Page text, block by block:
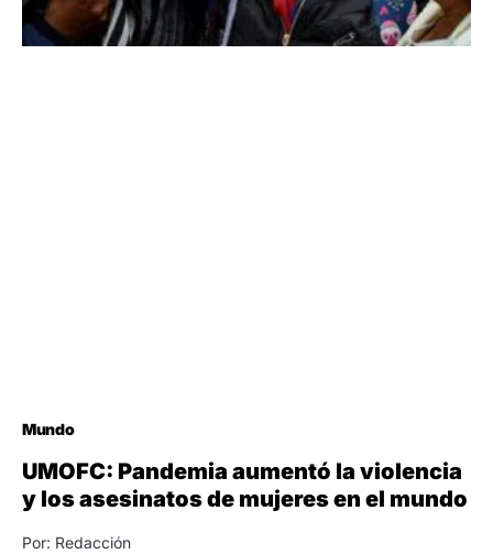
Mundo
UMOFC: Pandemia aumentó la violencia
y los asesinatos de mujeres en el mundo
Por: Redacción